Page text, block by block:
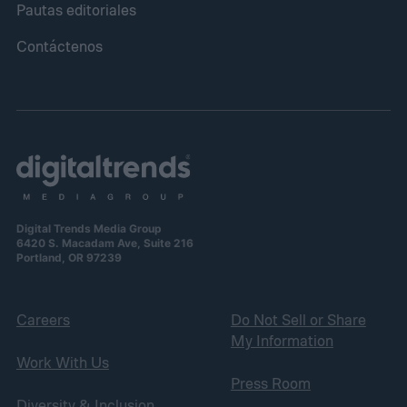
Pautas editoriales
Contáctenos
Digital Trends Media Group
6420 S. Macadam Ave, Suite 216
Portland, OR 97239
Careers
Work With Us
Do Not Sell or Share
My Information
Press Room